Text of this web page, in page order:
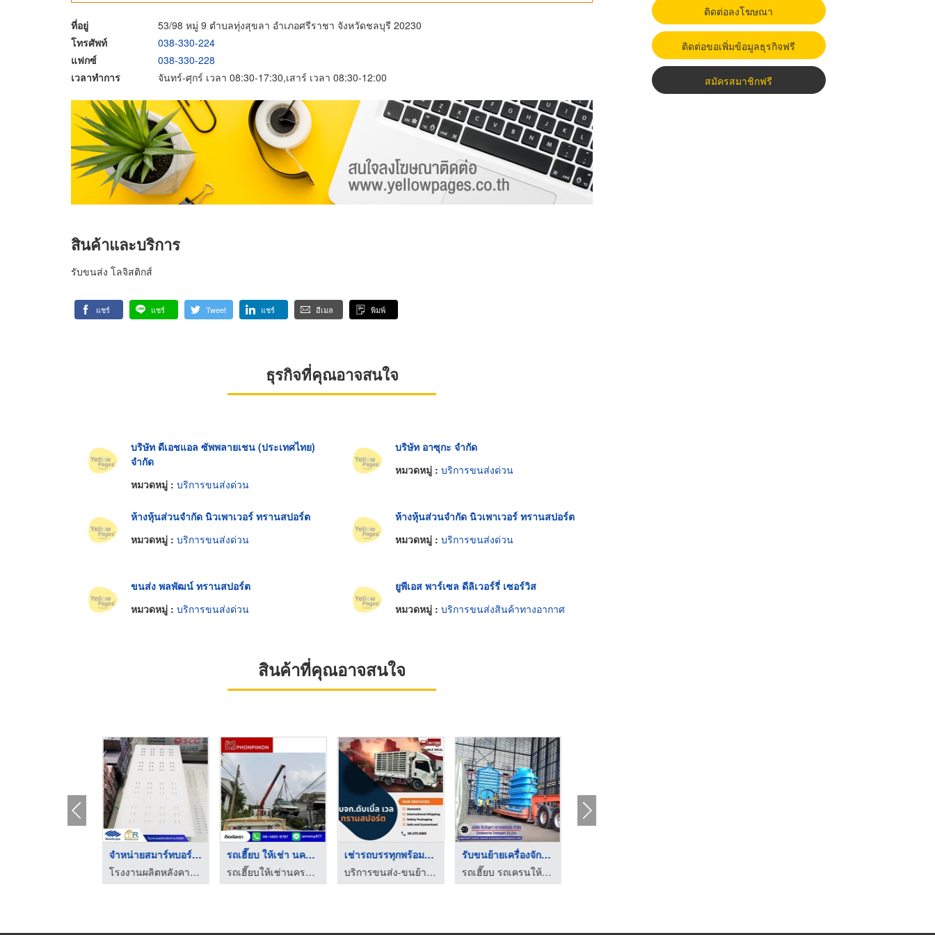
ที่อยู่
53/98 หมู่ 9 ตำบลทุ่งสุขลา อำเภอศรีราชา จังหวัดชลบุรี 20230
โทรศัพท์
038-330-224
แฟกซ์
038-330-228
เวลาทำการ
จันทร์-ศุกร์ เวลา 08:30-17:30,เสาร์ เวลา 08:30-12:00
สินค้าและบริการ
รับขนส่ง โลจิสติกส์
แชร์ แชร์ Tweet แชร์ อีเมล พิมพ์
ธุรกิจที่คุณอาจสนใจ
บริษัท ดีเอชแอล ซัพพลายเชน (ประเทศไทย)
จำกัด
หมวดหมู่ : บริการขนส่งด่วน
บริษัท อาซุกะ จำกัด
หมวดหมู่ : บริการขนส่งด่วน
ห้างหุ้นส่วนจำกัด นิวเพาเวอร์ ทรานสปอร์ต
หมวดหมู่ : บริการขนส่งด่วน
ห้างหุ้นส่วนจำกัด นิวเพาเวอร์ ทรานสปอร์ต
หมวดหมู่ : บริการขนส่งด่วน
ขนส่ง พลพัฒน์ ทรานสปอร์ต
หมวดหมู่ : บริการขนส่งด่วน
ยูพีเอส พาร์เซล ดีลิเวอร์รี่ เซอร์วิส
หมวดหมู่ : บริการขนส่งสินค้าทางอากาศ
สินค้าที่คุณอาจสนใจ
จำหน่ายสมาร์ทบอร์ด น ...
โรงงานผลิตหลังคาเมทัลชีท-โปรสมาร์ท รูฟ นครสวรรค์
รถเฮี๊ยบ ให้เช่า นคร ...
รถเฮี๊ยบให้เช่านครปฐม - พรพิมล เครน
เช่ารถบรรทุกพร้อมคนย ...
บริการขนส่ง-ขนย้าย พร้อมพนักงานยกของ
รับขนย้ายเครื่องจักร ...
รถเฮี๊ยบ รถเครนให้เช่า รับขนย้ายเครื่องจักร สมุทรสาคร
ติดต่อลงโฆษณา
ติดต่อขอเพิ่มข้อมูลธุรกิจฟรี
สมัครสมาชิกฟรี